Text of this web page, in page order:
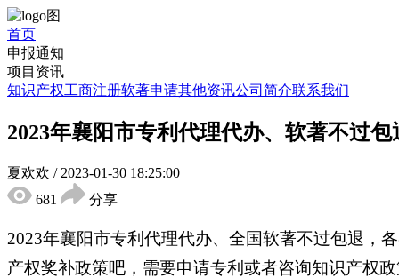
首页
申报通知
项目资讯
知识产权工商注册软著申请其他资讯公司简介联系我们
2023年襄阳市专利代理代办、软著不过
夏欢欢 / 2023-01-30 18:25:00
681
分享
2023年襄阳市专利代理代办、全国软著不过包退，
产权奖补政策吧，需要申请专利或者咨询知识产权